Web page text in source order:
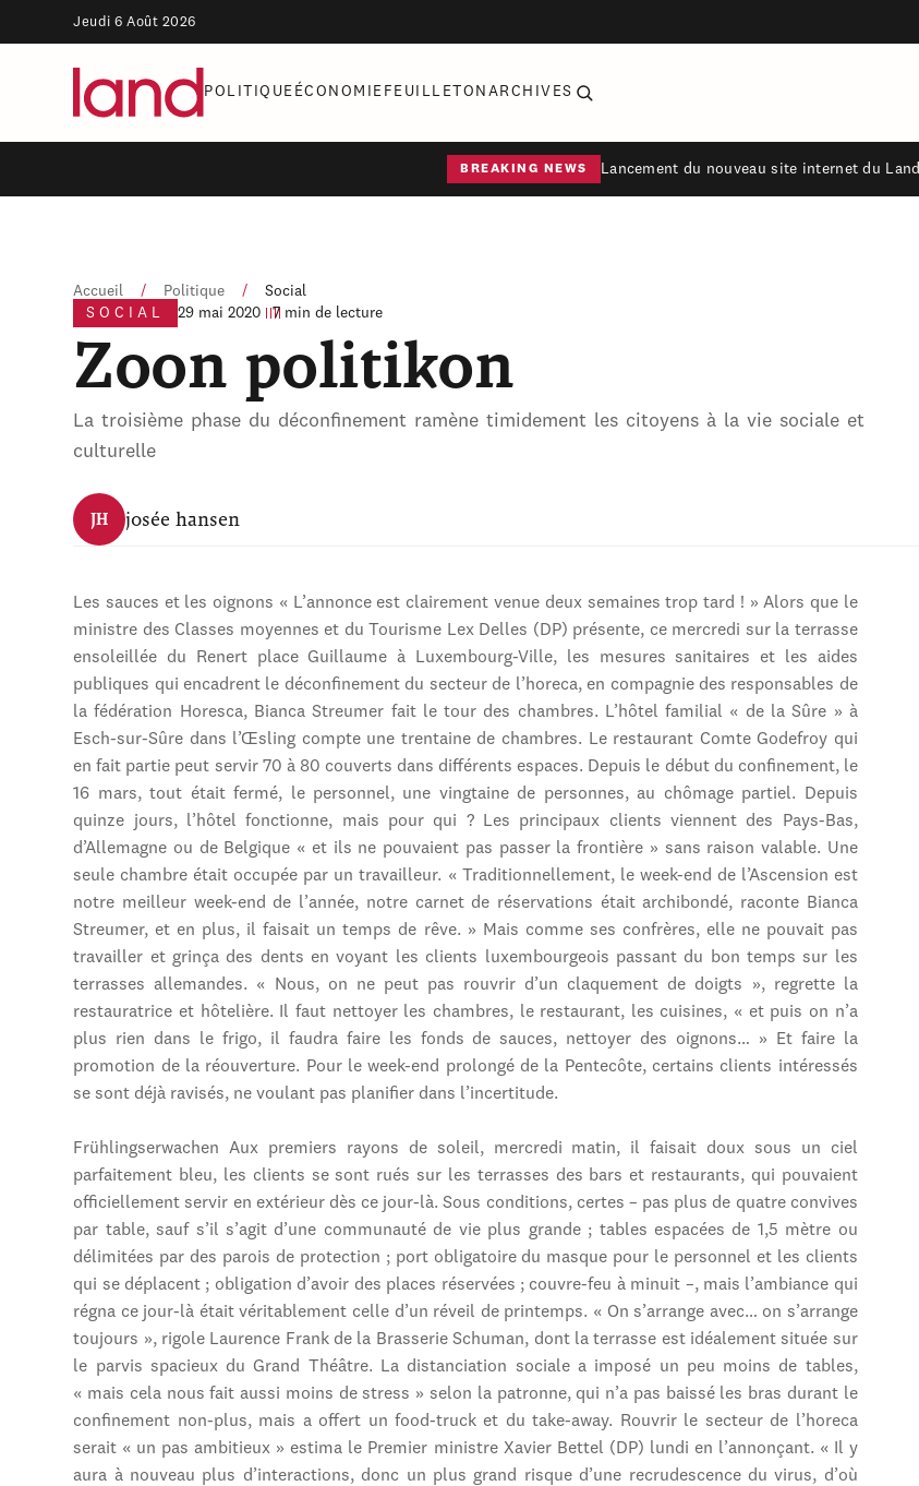
Jeudi 6 Août 2026
POLITIQUE ÉCONOMIE FEUILLETON ARCHIVES
BREAKING NEWS Lancement du nouveau site internet du Land
Accueil / Politique /
Social
SOCIAL
29 mai 2020 7 min de lecture
Zoon politikon
La troisième phase du déconfinement ramène timidement les citoyens à la vie sociale et
culturelle
JH josée hansen
Les sauces et les oignons « L’annonce est clairement venue deux semaines trop tard ! » Alors que le
ministre des Classes moyennes et du Tourisme Lex Delles (DP) présente, ce mercredi sur la terrasse
ensoleillée du Renert place Guillaume à Luxembourg-Ville, les mesures sanitaires et les aides
publiques qui encadrent le déconfinement du secteur de l’horeca, en compagnie des responsables de
la fédération Horesca, Bianca Streumer fait le tour des chambres. L’hôtel familial « de la Sûre » à
Esch-sur-Sûre dans l’Œsling compte une trentaine de chambres. Le restaurant Comte Godefroy qui
en fait partie peut servir 70 à 80 couverts dans différents espaces. Depuis le début du confinement, le
16 mars, tout était fermé, le personnel, une vingtaine de personnes, au chômage partiel. Depuis
quinze jours, l’hôtel fonctionne, mais pour qui ? Les principaux clients viennent des Pays-Bas,
d’Allemagne ou de Belgique « et ils ne pouvaient pas passer la frontière » sans raison valable. Une
seule chambre était occupée par un travailleur. « Traditionnellement, le week-end de l’Ascension est
notre meilleur week-end de l’année, notre carnet de réservations était archibondé, raconte Bianca
Streumer, et en plus, il faisait un temps de rêve. » Mais comme ses confrères, elle ne pouvait pas
travailler et grinça des dents en voyant les clients luxembourgeois passant du bon temps sur les
terrasses allemandes. « Nous, on ne peut pas rouvrir d’un claquement de doigts », regrette la
restauratrice et hôtelière. Il faut nettoyer les chambres, le restaurant, les cuisines, « et puis on n’a
plus rien dans le frigo, il faudra faire les fonds de sauces, nettoyer des oignons… » Et faire la
promotion de la réouverture. Pour le week-end prolongé de la Pentecôte, certains clients intéressés
se sont déjà ravisés, ne voulant pas planifier dans l’incertitude.
Frühlingserwachen Aux premiers rayons de soleil, mercredi matin, il faisait doux sous un ciel
parfaitement bleu, les clients se sont rués sur les terrasses des bars et restaurants, qui pouvaient
officiellement servir en extérieur dès ce jour-là. Sous conditions, certes – pas plus de quatre convives
par table, sauf s’il s’agit d’une communauté de vie plus grande ; tables espacées de 1,5 mètre ou
délimitées par des parois de protection ; port obligatoire du masque pour le personnel et les clients
qui se déplacent ; obligation d’avoir des places réservées ; couvre-feu à minuit –, mais l’ambiance qui
régna ce jour-là était véritablement celle d’un réveil de printemps. « On s’arrange avec… on s’arrange
toujours », rigole Laurence Frank de la Brasserie Schuman, dont la terrasse est idéalement située sur
le parvis spacieux du Grand Théâtre. La distanciation sociale a imposé un peu moins de tables,
« mais cela nous fait aussi moins de stress » selon la patronne, qui n’a pas baissé les bras durant le
confinement non-plus, mais a offert un food-truck et du take-away. Rouvrir le secteur de l’horeca
serait « un pas ambitieux » estima le Premier ministre Xavier Bettel (DP) lundi en l’annonçant. « Il y
aura à nouveau plus d’interactions, donc un plus grand risque d’une recrudescence du virus, d’où